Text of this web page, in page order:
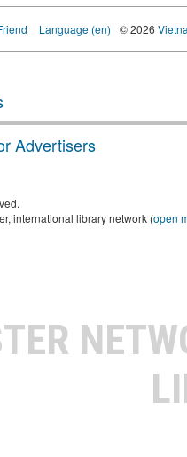
Language (en) © 2026
Advertisers
international library network (open